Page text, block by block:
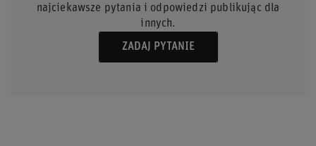
najciekawsze pytania i odpowiedzi publikując dla
innych.
ZADAJ PYTANIE